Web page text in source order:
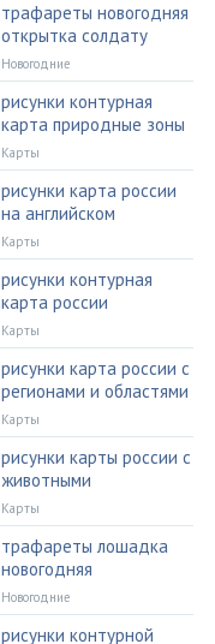
трафареты новогодняя
открытка солдату
Новогодние
рисунки контурная
карта природные зоны
Карты
рисунки карта россии
на английском
Карты
рисунки контурная
карта россии
Карты
рисунки карта россии с
регионами и областями
Карты
рисунки карты россии с
животными
Карты
трафареты лошадка
новогодняя
Новогодние
рисунки контурной